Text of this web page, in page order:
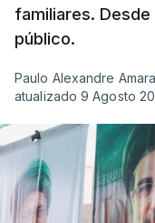
familiares.
público.
Paulo Alexandre
atualizado 9 Agosto